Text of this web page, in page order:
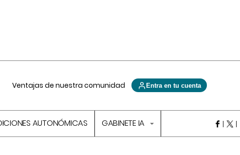
Ventajas de nuestra comunidad Entra en tu cuenta
AUTONÓMICAS GABINETE IA